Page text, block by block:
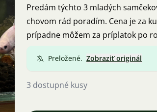
Predám týchto 3 mladých
chovom rád poradím. Cena je za
prípadne môžem za príplatok po
Preložené. Zobraziť originál
3 dostupné kusy